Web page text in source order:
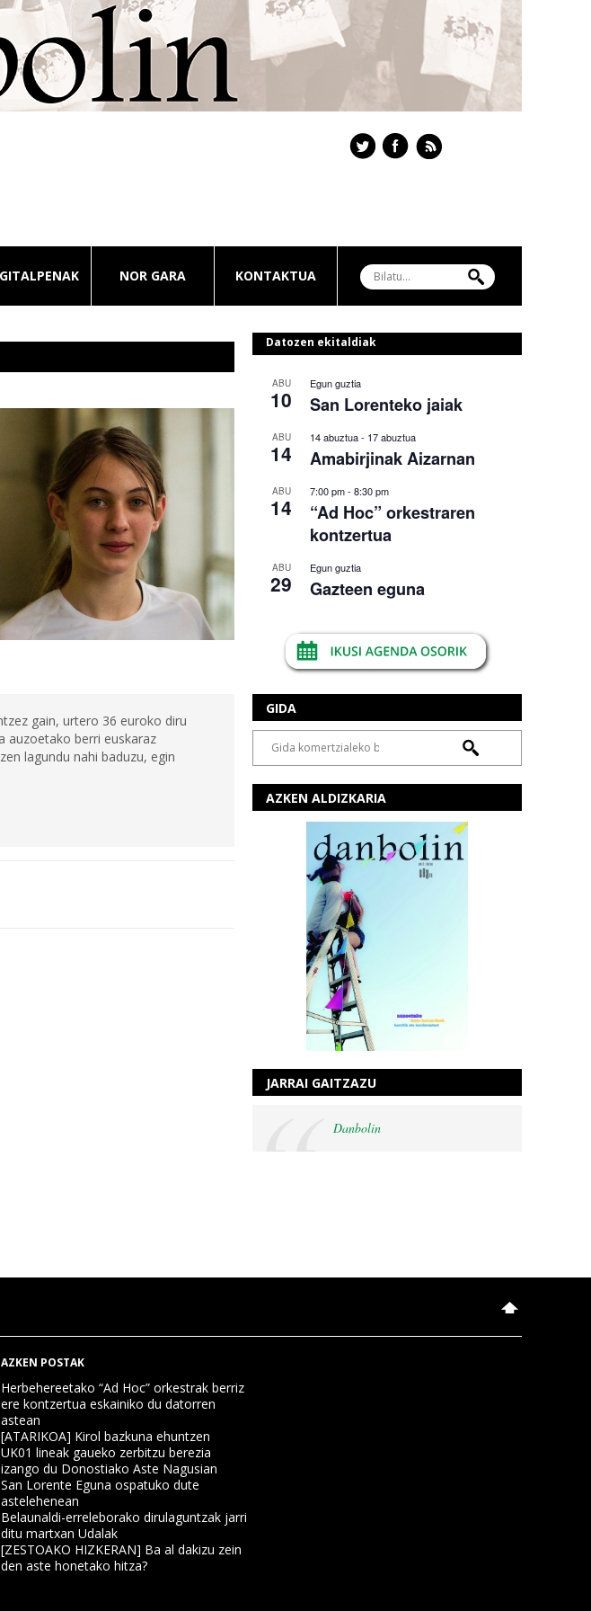
NOR GARA KONTAKTUA
gain, urtero 36 euroko diru
auzoetako berri euskaraz
lagundu nahi baduzu, egin
Datozen ekitaldiak
ABU
10
Egun guztia
San Lorenteko jaiak
ABU
14
14 abuztua- 17 abuztua
Amabirjinak Aizarnan
ABU
14
7:00 pm- 8:30 pm
“Ad Hoc” orkestraren
kontzertua
ABU
29
Egun guztia
Gazteen eguna
GIDA
AZKEN ALDIZKARIA
JARRAI GAITZAZU
Danbolin
AZKEN POSTAK
Herbehereetako “Ad Hoc” orkestrak berriz
ere kontzertua eskainiko du datorren
astean
[ATARIKOA] Kirol bazkuna ehuntzen
UK01 lineak gaueko zerbitzu berezia
izango du Donostiako Aste Nagusian
San Lorente Eguna ospatuko dute
astelehenean
Belaunaldi-erreleborako dirulaguntzak jarri
ditu martxan Udalak
[ZESTOAKO HIZKERAN] Ba al dakizu zein
den aste honetako hitza?